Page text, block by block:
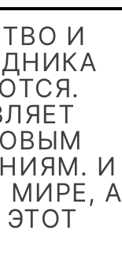
И
И
МИРЕ, А